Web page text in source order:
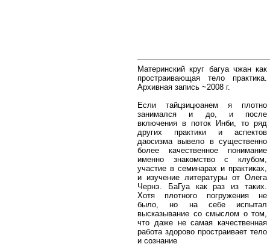
Материнский круг багуа чжан как
простраивающая тело практика.
Архивная запись ~2008 г.
Если тайцзицюанем я плотно
занимался и до, и после
включения в поток Инби, то ряд
других практики и аспектов
даосизма вывело в существенно
более качественное понимание
именно знакомство с клубом,
участие в семинарах и практиках,
и изучение литературы от Олега
Чернэ. БаГуа как раз из таких.
Хотя плотного погружения не
было, но на себе испытал
высказывание со смыслом о том,
что даже не самая качественная
работа здорово простраивает тело
и сознание